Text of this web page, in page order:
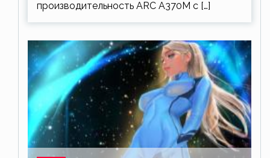
производительность ARC A370M с […]